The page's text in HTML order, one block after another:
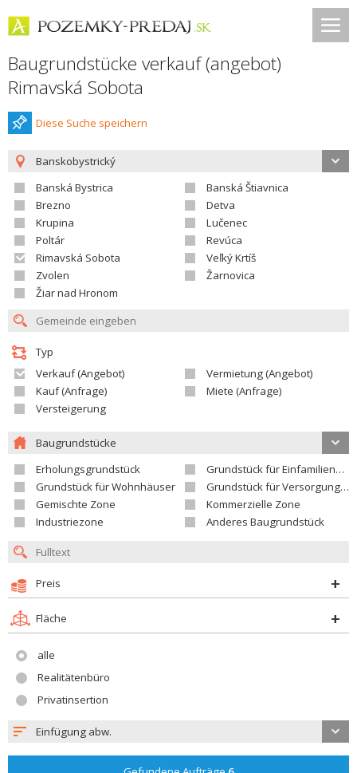
Baugrundstücke verkauf (angebot)
Rimavská Sobota
Diese Suche speichern
Banskobystrický
Banská Bystrica
Banská Štiavnica
Brezno
Detva
Krupina
Lučenec
Poltár
Revúca
Rimavská Sobota
Veľký Krtíš
Zvolen
Žarnovica
Žiar nad Hronom
Typ
Verkauf (Angebot)
Vermietung (Angebot)
Kauf (Anfrage)
Miete (Anfrage)
Versteigerung
Baugrundstücke
Erholungsgrundstück
Grundstück für Einfamilienhäuser
Grundstück für Wohnhäuser
Grundstück für Versorgungseinrichtungen
Gemischte Zone
Kommerzielle Zone
Industriezone
Anderes Baugrundstück
Preis
Fläche
alle
Realitätenbüro
Privatinsertion
Einfügung abw.